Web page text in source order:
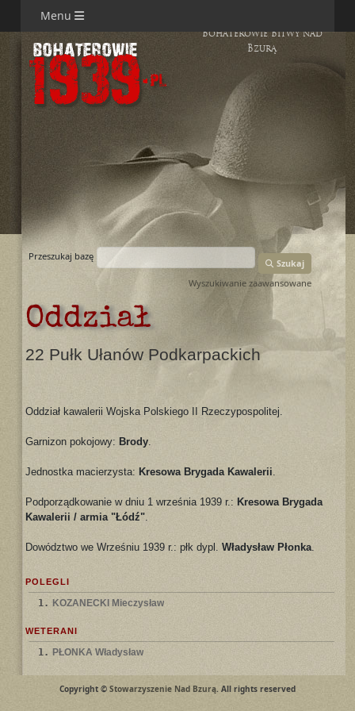
Menu
Bohaterowie Bitwy nad
Bzurą
Przeszukaj bazę
Szukaj
Wyszukiwanie zaawansowane
Oddział
22 Pułk Ułanów Podkarpackich
Oddział kawalerii Wojska Polskiego II Rzeczypospolitej.
Garnizon pokojowy: Brody.
Jednostka macierzysta: Kresowa Brygada Kawalerii.
Podporządkowanie w dniu 1 września 1939 r.: Kresowa Brygada
Kawalerii / armia "Łódź".
Dowództwo we Wrześniu 1939 r.: płk dypl. Władysław Płonka.
POLEGLI
1. KOZANECKI Mieczysław
WETERANI
1. PŁONKA Władysław
Copyright © Stowarzyszenie Nad Bzurą. All rights reserved